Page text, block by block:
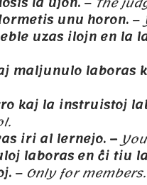
unu horon.–
uzas ilojn en la
maljunulo laboras
kaj la instruistoj
iri al lernejo. –
laboras enĉi tiu
–Only for members.